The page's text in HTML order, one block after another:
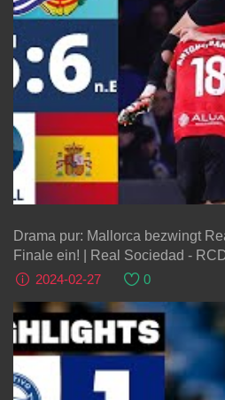
Drama pur: Mallorca bezwingt
Finale ein! | Real Sociedad -
2024-02-27
0